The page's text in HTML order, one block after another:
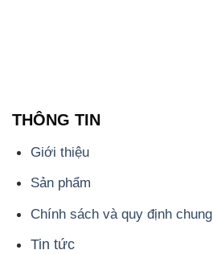
THÔNG TIN
Giới thiệu
Sản phẩm
Chính sách và quy định chung
Tin tức